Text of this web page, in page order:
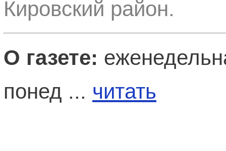
Кировский район.
О газете:
понед ... читать